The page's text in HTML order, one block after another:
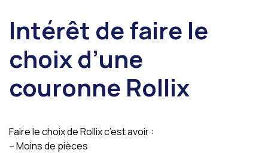
Intérêt de faire le
choix d’une
couronne Rollix
Faire le choix de Rollix c’est avoir :
– Moins de pièces